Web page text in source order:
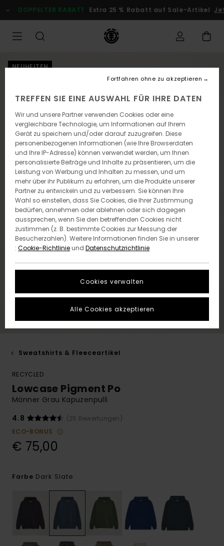
zur
Produktinformation
DOPPELTER RABATT Extra 25 % Rabatt auf Sale-Artikel
NEUHEITEN
Sweatshirts & Fleeceartikel
RECYCLED
Lowcase Pigment Po
Männer Grau Kapuzenpulli
4.8
(25 Bewertungen)
ECO-BONUS
€ 75,00
Farbe Dark Slate
TREFFEN SIE EINE AUSWAHL FÜR IHRE DATEN
Wir und unsere Partner verwenden Cookies oder eine
vergleichbare Technologie, um Informationen auf Ihrem
Gerät zu speichern und/oder darauf zuzugreifen. Diese
personenbezogenen Informationen (wie Ihre Browserdaten
und Ihre IP-Adresse) können verwendet werden, um Ihnen
personalisierte Beiträge und Inhalte zu präsentieren, um die
Leistung von Werbung und Inhalten zu messen, und um
mehr über ihr Publikum zu erfahren, um die Produkte unserer
Partner zu entwickeln und zu verbessern. Sie können Ihre
Wahl so einstellen, dass Sie Cookies, die Ihrer Zustimmung
bedürfen, annehmen oder ablehnen oder sich dagegen
aussprechen, wenn Sie den betreffenden Cookies nicht
zustimmen (z. B. bestimmte Cookies zur Messung der
Besucherzahlen). Weitere Informationen finden Sie in unserer
: Cookie-Richtlinieund Datenschutzrichtlinie
Cookies verwalten
Fortfahren ohne zu akzeptieren
Alle Cookies akzeptieren